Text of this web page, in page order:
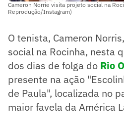
Cameron Norrie visita projeto social na
Reprodução/Instagram)
O tenista, Cameron
social na Rocinha, nesta
dos dias de folga do Rio
presente na ação
de Paula", localizada no
maior favela da América